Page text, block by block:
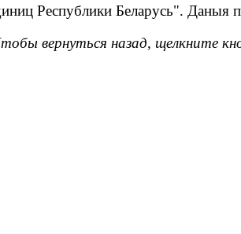
Республики Беларусь". Даныя
вернуться назад, щелкните